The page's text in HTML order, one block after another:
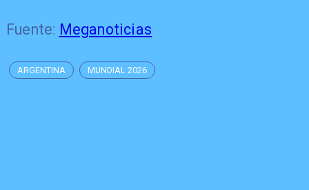
Fuente: Meganoticias
ARGENTINA MUNDIAL 2026